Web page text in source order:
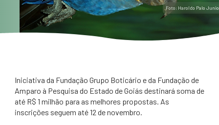
Foto: Haroldo Palo
​Iniciativa da Fundação Grupo Boticário e da Fundação de
Amparo à Pesquisa do Estado de Goiás destinará soma de
até R$ 1 milhão para as melhores propostas. As
inscrições seguem até 12 de novembro.